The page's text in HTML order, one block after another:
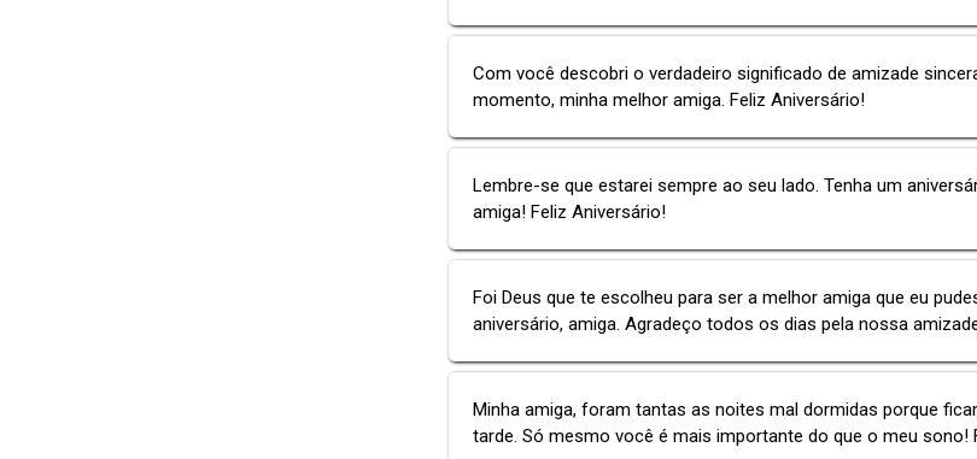
Com você descobri o verdadeiro significado de amizade
momento, minha melhor amiga. Feliz Aniversário!
Lembre-se que estarei sempre ao seu lado. Tenha um
amiga! Feliz Aniversário!
Foi Deus que te escolheu para ser a melhor amiga que eu
aniversário, amiga. Agradeço todos os dias pela nossa
Minha amiga, foram tantas as noites mal dormidas porque
tarde. Só mesmo você é mais importante do que o meu sono!